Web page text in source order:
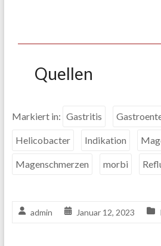
Quellen
Markiert in: Gastritis
Helicobacter Indikation
Magenschmerzen morbi
admin Januar 12, 2023